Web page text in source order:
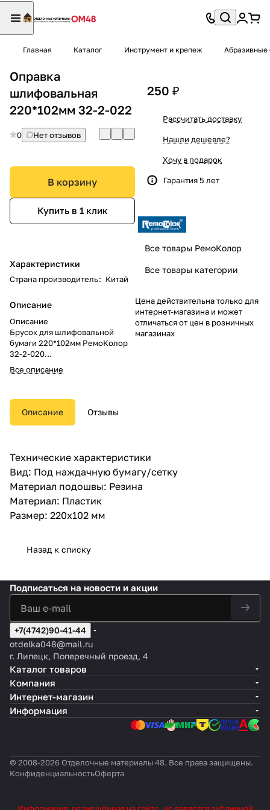
Главная Каталог Инструмент и крепеж Абразивные
Оправка
шлифовальная
220*102мм 32-2-022
0 Нет отзывов
В корзину
Купить в 1 клик
Характеристики
Страна производитель: Китай
Описание
Описание
Брусок для шлифовальной
бумаги 220*102мм РемоКолор
32-2-020
Пластиковое основание, мягкая
полиэтилена, металлические
зажимы для крепления
абразивных материалов на
шлифовки и полировки
различных поверхностей.
Все описание
250 ₽
Рассчитать доставку
Нашли дешевле?
Хочу в подарок
Гарантия 5 лет
Все товары РемоКолор
Все товары категории
Цена действительна только для
интернет-магазина и может
отличаться от цен в розничных
магазинах
Описание Отзывы
Технические характеристики
Вид: Под наждачную бумагу/сетку
Материал подошвы: Резина
Материал: Пластик
Размер: 220х102 мм
Назад к списку
Подписаться на новости и акции
+7(4742)90-41-44
otdelka048@mail.ru
г. Липецк, Поперечный проезд, 4
Каталог товаров
Компания
Интернет-магазин
Информация
© 2008-2026 Отделочные материалы 48. Все права защищены.
КонфиденциальностьОферта